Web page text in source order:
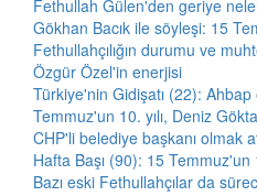
Fethullah Gülen'den geriye
Gökhan Bacık ile söyleşi: 15
Fethullahçılığın durumu ve
Özgür Özel'in enerjisi
Türkiye'nin Gidişatı (22): Ahbap
Temmuz'un 10. yılı, Deniz
CHP'li belediye başkanı olmak
Hafta Başı (90): 15 Temmuz'un
Bazı eski Fethullahçılar da